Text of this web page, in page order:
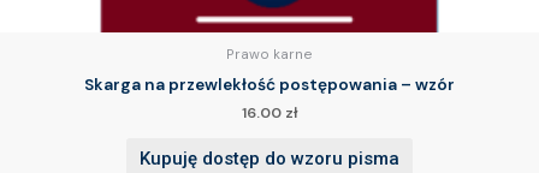
Prawo karne
Skarga na przewlekłość postępowania – wzór
16.00 zł
Kupuję dostęp do wzoru pisma